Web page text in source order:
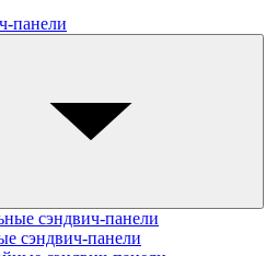
панели
сэндвич-панели
cэндвич-панели